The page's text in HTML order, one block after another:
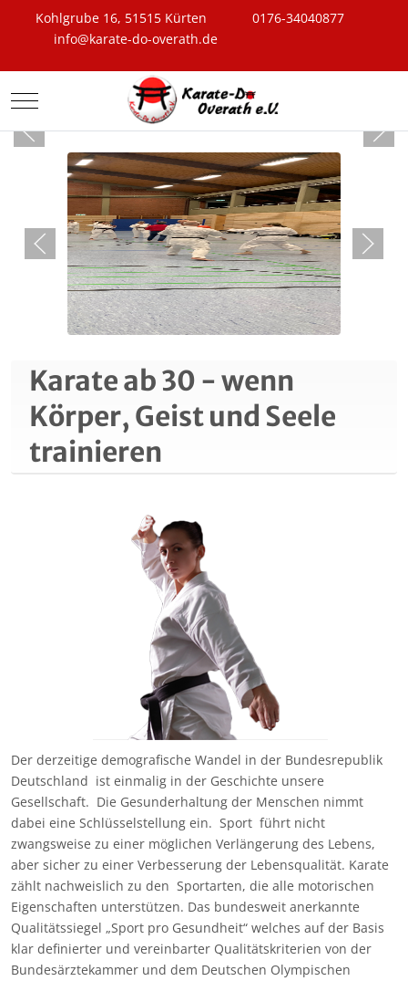
Kohlgrube 16, 51515 Kürten
0176-34040877
info@karate-do-overath.de
Mobile Menu Toggle
Neue Beiträge
Karate ab 30 - wenn
Körper, Geist und Seele
trainieren
Der derzeitige demografische Wandel in der Bundesrepublik
Deutschland ist einmalig in der Geschichte unsere
Gesellschaft. Die Gesunderhaltung der Menschen nimmt
dabei eine Schlüsselstellung ein. Sport führt nicht
zwangsweise zu einer möglichen Verlängerung des Lebens,
aber sicher zu einer Verbesserung der Lebensqualität. Karate
zählt nachweislich zu den Sportarten, die alle motorischen
Eigenschaften unterstützen. Das bundesweit anerkannte
Qualitätssiegel „Sport pro Gesundheit“ welches auf der Basis
klar definierter und vereinbarter Qualitätskriterien von der
Bundesärztekammer und dem Deutschen Olympischen